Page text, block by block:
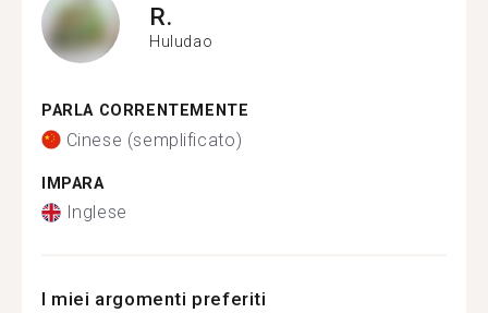
R.
Huludao
PARLA CORRENTEMENTE
Cinese (semplificato)
IMPARA
Inglese
I miei argomenti preferiti